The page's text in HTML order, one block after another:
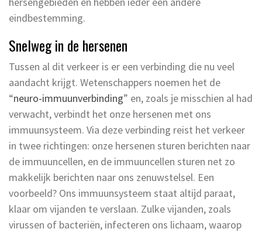
eindbestemming.
Snelweg in de hersenen
Tussen al dit verkeer is er een verbinding die nu veel
aandacht krijgt. Wetenschappers noemen het de
“neuro-immuunverbinding” en, zoals je misschien al had
verwacht, verbindt het onze hersenen met ons
immuunsysteem. Via deze verbinding reist het verkeer
in twee richtingen: onze hersenen sturen berichten naar
de immuuncellen, en de immuuncellen sturen net zo
makkelijk berichten naar ons zenuwstelsel. Een
voorbeeld? Ons immuunsysteem staat altijd paraat,
klaar om vijanden te verslaan. Zulke vijanden, zoals
virussen of bacteriën, infecteren ons lichaam, waarop